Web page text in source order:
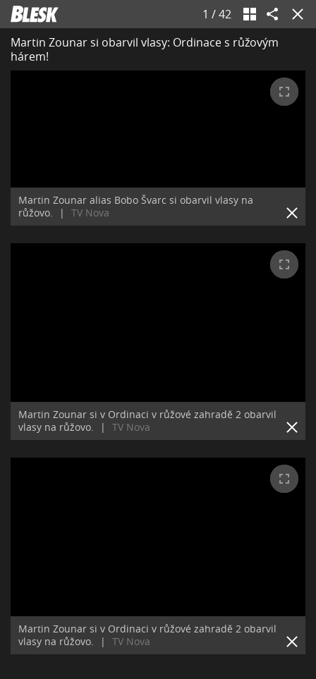
1 /42
Martin Zounar si obarvil vlasy: Ordinace s růžovým
hárem!
Martin Zounar alias Bobo Švarc si obarvil vlasy na
růžovo.
| TV Nova
Martin Zounar si v Ordinaci v růžové zahradě 2 obarvil
vlasy na růžovo.
| TV Nova
Martin Zounar si v Ordinaci v růžové zahradě 2 obarvil
vlasy na růžovo.
| TV Nova